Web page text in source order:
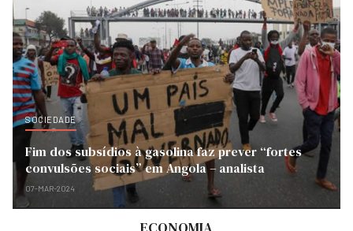
SOCIEDADE
Fim dos subsídios à gasolina faz prever “fortes
convulsões sociais” em Angola – analista
07-MAR-2024